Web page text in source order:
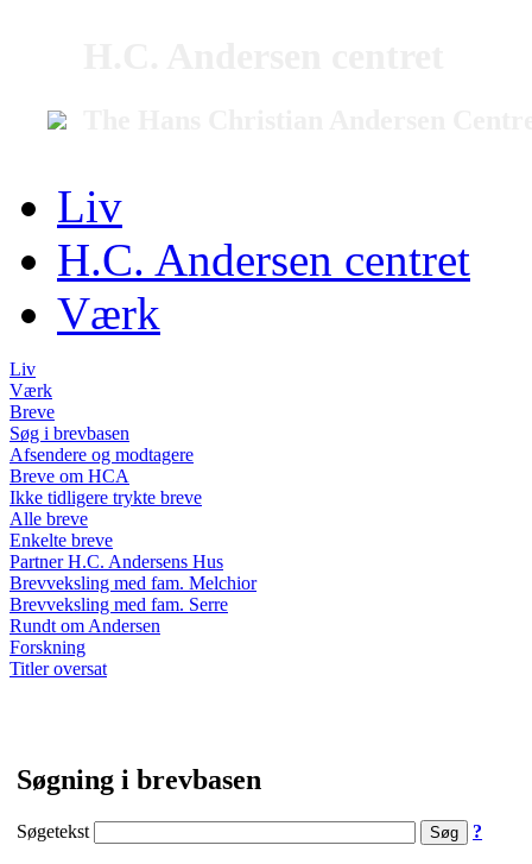
Liv
H.C. Andersen centret
Værk
Liv
Værk
Breve
Søg i brevbasen
Afsendere og modtagere
Breve om HCA
Ikke tidligere trykte breve
Alle breve
Enkelte breve
Partner H.C. Andersens Hus
Brevveksling med fam. Melchior
Brevveksling med fam. Serre
Rundt om Andersen
Forskning
Titler oversat
Søgning i brevbasen
Søgetekst ?